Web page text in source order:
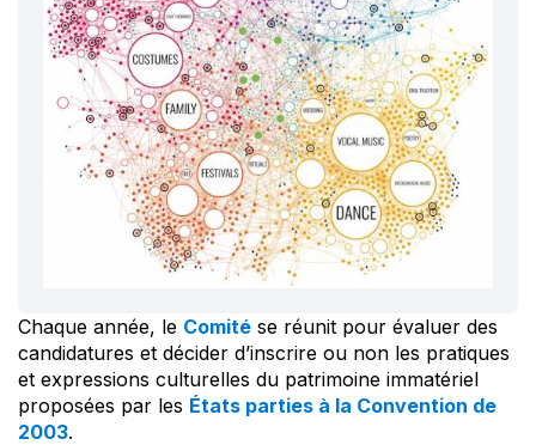
Chaque année, le Comité se réunit pour évaluer des
candidatures et décider d’inscrire ou non les pratiques
et expressions culturelles du patrimoine immatériel
proposées par les États parties à la Convention de
2003.